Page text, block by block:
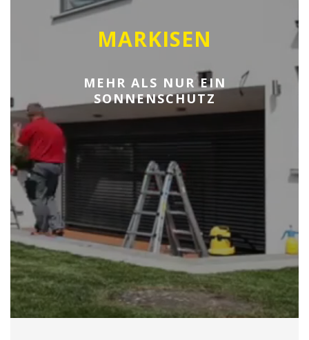
MARKISEN
MEHR ALS NUR EIN
SONNENSCHUTZ